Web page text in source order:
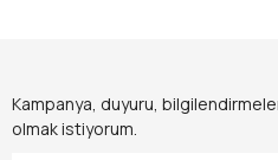
Kampanya, duyuru,
olmak istiyorum.